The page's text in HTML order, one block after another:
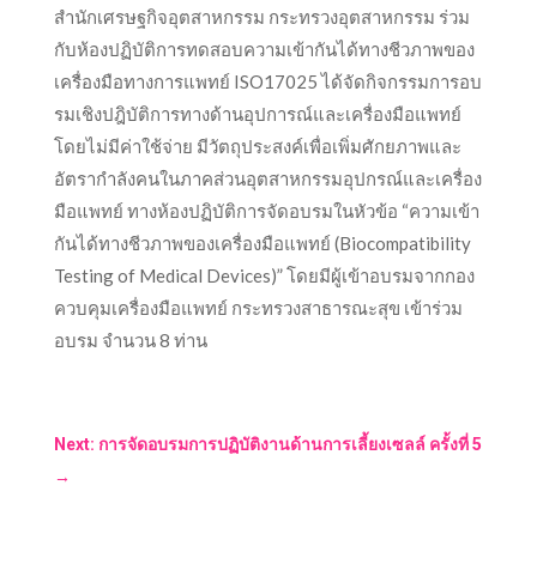
สำนักเศรษฐกิจอุตสาหกรรม กระทรวงอุตสาหกรรม ร่วม
กับห้องปฏิบัติการทดสอบความเข้ากันได้ทางชีวภาพของ
เครื่องมือทางการแพทย์ ISO17025 ได้จัดกิจกรรมการอบ
รมเชิงปฎิบัติการทางด้านอุปการณ์และเครื่องมือแพทย์
โดยไม่มีค่าใช้จ่าย มีวัตถุประสงค์เพื่อเพิ่มศักยภาพและ
อัตรากำลังคนในภาคส่วนอุตสาหกรรมอุปกรณ์และเครื่อง
มือแพทย์ ทางห้องปฏิบัติการจัดอบรมในหัวข้อ “ความเข้า
กันได้ทางชีวภาพของเครื่องมือแพทย์ (Biocompatibility
Testing of Medical Devices)” โดยมีผู้เข้าอบรมจากกอง
ควบคุมเครื่องมือแพทย์ กระทรวงสาธารณะสุข เข้าร่วม
อบรม จำนวน 8 ท่าน
Next: การจัดอบรมการปฏิบัติงานด้านการเลี้ยงเซลล์ ครั้งที่ 5
→